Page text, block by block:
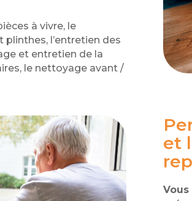
à vivre, le
l’entretien des
et entretien de la
le nettoyage avant /
et